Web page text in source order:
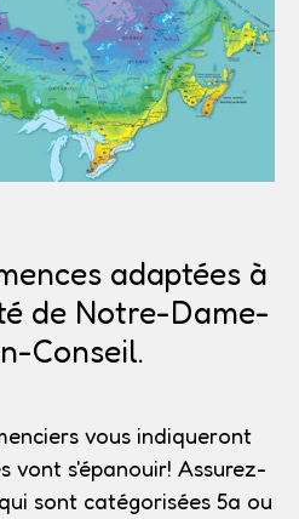
adaptées à
de Notre-Dame-
Conseil.
vous indiqueront
vont s'épanouir! Assurez-
sont catégorisées 5a ou